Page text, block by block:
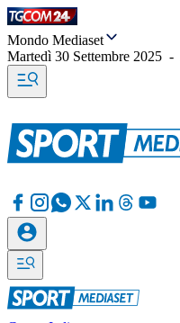
Mondo Mediaset
Martedì 30 Settembre 2025 -